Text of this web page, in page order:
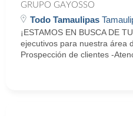
GRUPO GAYOSSO
Todo Tamaulipas
¡ESTAMOS EN BUSCA DE
ejecutivos para nuestra área
Prospección de clientes -